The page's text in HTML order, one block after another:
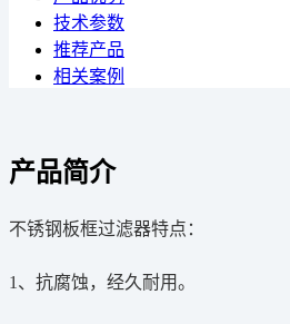
技术参数
推荐产品
相关案例
产品简介
不锈钢板框过滤器特点：
1、抗腐蚀，经久耐用。